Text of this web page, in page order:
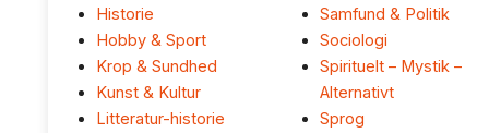
Historie
Hobby & Sport
Krop & Sundhed
Kunst & Kultur
Litteratur-historie
Samfund & Politik
Sociologi
Spirituelt – Mystik –
Alternativt
Sprog